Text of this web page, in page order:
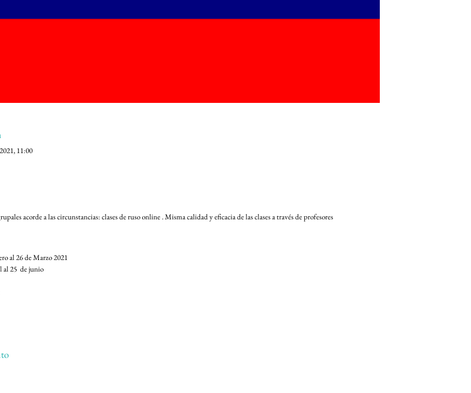
11:00
acorde a las circunstancias: clases de ruso online . Misma calidad y eficacia de las clases a través de profesores
al 26 de Marzo 2021
al 25 de junio
18:30
22:30